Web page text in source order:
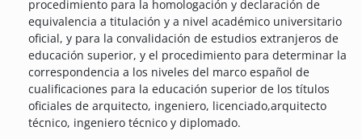
procedimiento para la homologación y declaración de
equivalencia a titulación y a nivel académico universitario
oficial, y para la convalidación de estudios extranjeros de
educación superior, y el procedimiento para determinar la
correspondencia a los niveles del marco español de
cualificaciones para la educación superior de los títulos
oficiales de arquitecto, ingeniero, licenciado,arquitecto
técnico, ingeniero técnico y diplomado.